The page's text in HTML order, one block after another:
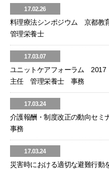
17.02.26
料理療法シンポジウム 京都教
管理栄養士
17.03.07
ユニットケアフォーラム 2017
主任 管理栄養士 事務
17.03.24
介護報酬・制度改正の動向
事務
17.03.24
災害時における適切な避難行動